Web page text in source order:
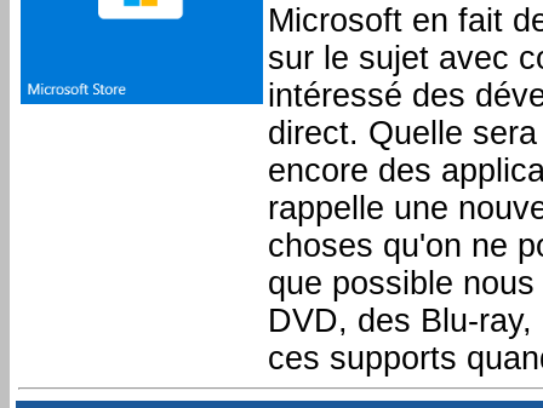
Microsoft en fait
sur le sujet avec
intéressé des
direct. Quelle
encore des
rappelle une
choses qu'on ne
que possible
DVD, des Blu-
ces supports